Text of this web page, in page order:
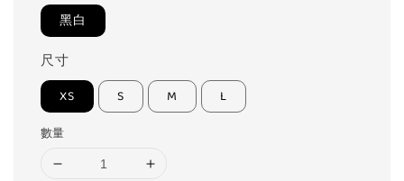
黑白
尺寸
XS S M L
數量